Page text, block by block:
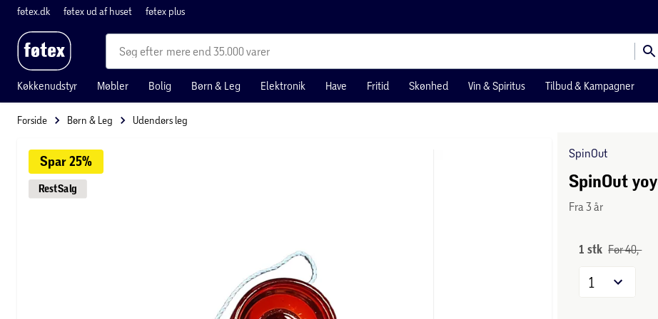
føtex.dk føtex ud af huset føtex plus
mere end 35.000 varer
Køkkenudstyr Møbler Bolig Børn & Leg Elektronik Have Fritid Skønhed Vin & Spiritus Tilbud & Kampagner
Forside Børn & Leg Udendørs leg
Spar 25%
RestSalg
SpinOut
SpinOut
Fra 3 år
1 stk Før 40,-
1